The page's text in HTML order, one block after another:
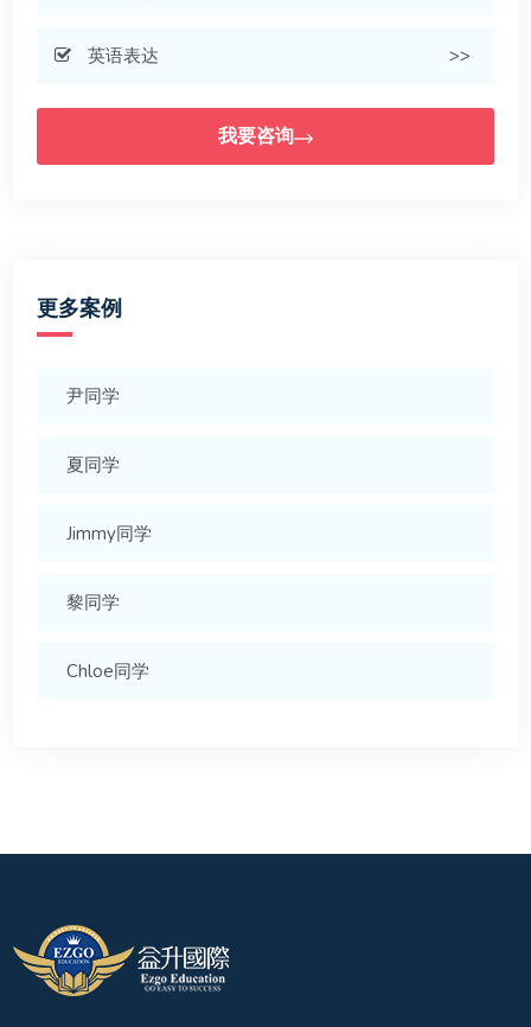
英语表达 >>
我要咨询
更多案例
尹同学
夏同学
Jimmy同学
黎同学
Chloe同学